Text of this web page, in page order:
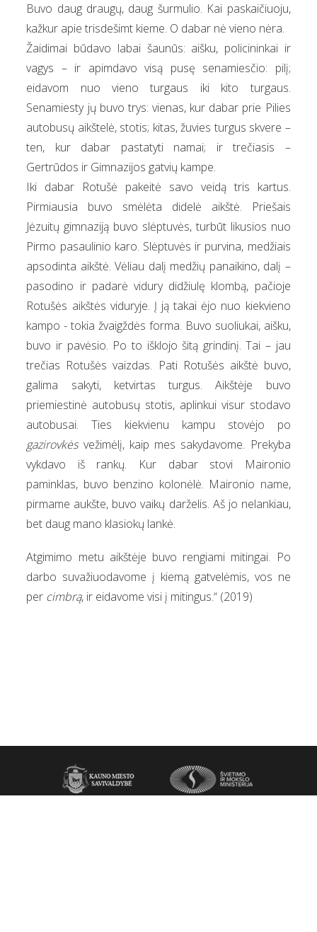
Buvo daug draugų, daug šurmulio. Kai paskaičiuoju,
kažkur apie trisdešimt kieme. O dabar nė vieno nėra.
Žaidimai būdavo labai šaunūs: aišku, policininkai ir
vagys – ir apimdavo visą pusę senamiesčio: pilį;
eidavom nuo vieno turgaus iki kito turgaus.
Senamiesty jų buvo trys: vienas, kur dabar prie Pilies
autobusų aikštelė, stotis; kitas, žuvies turgus skvere –
ten, kur dabar pastatyti namai; ir trečiasis –
Gertrūdos ir Gimnazijos gatvių kampe.
Iki dabar Rotušė pakeitė savo veidą tris kartus.
Pirmiausia buvo smėlėta didelė aikštė. Priešais
Jėzuitų gimnaziją buvo slėptuvės, turbūt likusios nuo
Pirmo pasaulinio karo. Slėptuvės ir purvina, medžiais
apsodinta aikštė. Vėliau dalį medžių panaikino, dalį –
pasodino ir padarė vidury didžiulę klombą, pačioje
Rotušės aikštės viduryje. Į ją takai ėjo nuo kiekvieno
kampo - tokia žvaigždės forma. Buvo suoliukai, aišku,
buvo ir pavėsio. Po to išklojo šitą grindinį. Tai – jau
trečias Rotušės vaizdas. Pati Rotušės aikštė buvo,
galima sakyti, ketvirtas turgus. Aikštėje buvo
priemiestinė autobusų stotis, aplinkui visur stodavo
autobusai. Ties kiekvienu kampu stovėjo po
gazirovkėsvežimėlį, kaip mes sakydavome. Prekyba
vykdavo iš rankų. Kur dabar stovi Maironio
paminklas, buvo benzino kolonėlė. Maironio name,
pirmame aukšte, buvo vaikų darželis. Aš jo nelankiau,
bet daug mano klasiokų lankė.
Atgimimo metu aikštėje buvo rengiami mitingai. Po
darbo suvažiuodavome į kiemą gatvelėmis, vos ne
per cimbrą, ir eidavome visi į mitingus.“ (2019)